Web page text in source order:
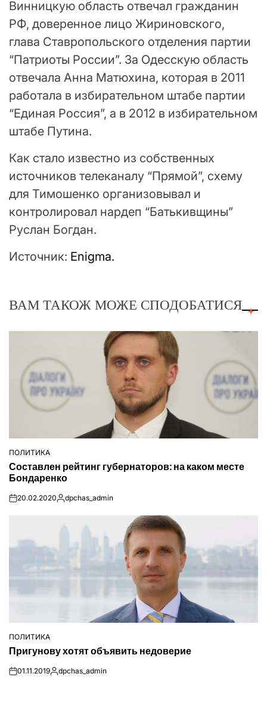
Винницкую область отвечал гражданин
РФ, доверенное лицо Жириновского,
глава Ставропольского отделения партии
“Патриоты России”. За Одесскую область
отвечала Анна Матюхина, которая в 2011
работала в избирательном штабе партии
“Единая Россия”, а в 2012 в избирательном
штабе Путина.
Как стало известно из собственных
источников телеканалу “Прямой”, схему
для Тимошенко организовывал и
контролировал нардеп “Батькивщины”
Руслан Богдан.
Источник: Enigma.
ВАМ ТАКОЖ МОЖЕ СПОДОБАТИСЯ
ОПУБЛІКУВАТИ
У
ПОЛИТИКА
Составлен рейтинг губернаторов: на каком месте
Бондаренко
on20.02.2020Опубліковано
dpchas_admin
ОПУБЛІКУВАТИ
ПОЛИТИКА
Пригунову хотят объявить недоверие
on01.11.2019Опубліковано
dpchas_admin